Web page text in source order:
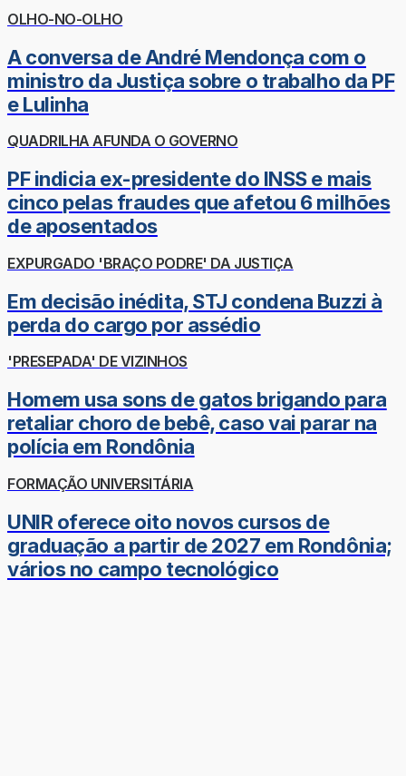
OLHO-NO-OLHO
A conversa de André Mendonça com o
ministro da Justiça sobre o trabalho da PF
e Lulinha
QUADRILHA AFUNDA O GOVERNO
PF indicia ex-presidente do INSS e mais
cinco pelas fraudes que afetou 6 milhões
de aposentados
EXPURGADO 'BRAÇO PODRE' DA JUSTIÇA
Em decisão inédita, STJ condena Buzzi à
perda do cargo por assédio
'PRESEPADA' DE VIZINHOS
Homem usa sons de gatos brigando para
retaliar choro de bebê, caso vai parar na
polícia em Rondônia
FORMAÇÃO UNIVERSITÁRIA
UNIR oferece oito novos cursos de
graduação a partir de 2027 em Rondônia;
vários no campo tecnológico